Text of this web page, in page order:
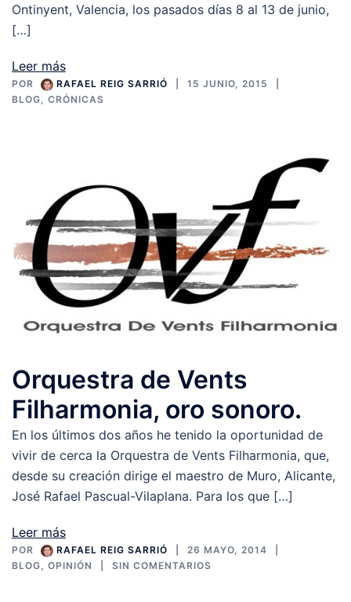
Ontinyent, Valencia, los pasados días 8 al 13 de junio,
[…]
Leer más
POR RAFAEL REIG SARRIÓ
15 JUNIO, 2015
BLOG, CRÓNICAS
Orquestra de Vents
Filharmonia, oro sonoro.
En los últimos dos años he tenido la oportunidad de
vivir de cerca la Orquestra de Vents Filharmonia, que,
desde su creación dirige el maestro de Muro, Alicante,
José Rafael Pascual-Vilaplana. Para los que […]
Leer más
POR RAFAEL REIG SARRIÓ
26 MAYO, 2014
BLOG, OPINIÓN SIN COMENTARIOS